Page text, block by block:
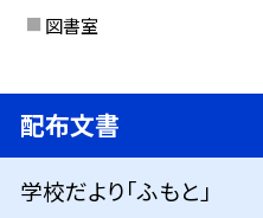
図書室
配布文書
学校だより「ふもと」